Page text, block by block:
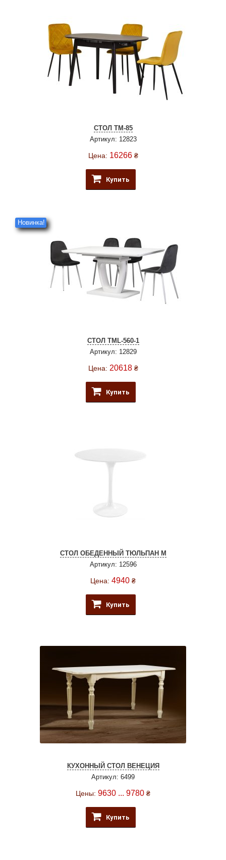
СТОЛ TM-85
Артикул: 12823
Цена: 16266 ₴
Купить
Новинка!
СТОЛ TML-560-1
Артикул: 12829
Цена: 20618 ₴
Купить
СТОЛ ОБЕДЕННЫЙ ТЮЛЬПАН М
Артикул: 12596
Цена: 4940 ₴
Купить
КУХОННЫЙ СТОЛ ВЕНЕЦИЯ
Артикул: 6499
Цены: 9630 ... 9780 ₴
Купить